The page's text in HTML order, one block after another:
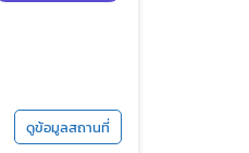
ดูข้อมูลสถานที่